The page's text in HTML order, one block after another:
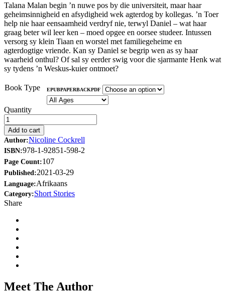
Talana Malan begin ’n nuwe pos by die universiteit, maar haar
geheimsinnigheid en afsydigheid wek agterdog by kollegas. ’n Toer
help nie haar eensaamheid verdryf nie, terwyl Daniel – wat haar
graag beter wil leer ken – moed opgee en oorsee studeer. Intussen
versorg sy klein Tiaan en worstel met familiegeheime en
agterdogtige vriende. Kan sy Daniel se begrip wen as sy haar
waarheid onthul? Of sal sy eerder swig voor die sjarmante Henk wat
sy tydens ’n Weskus-kuier ontmoet?
Book Type EPUBPAPERBACKPDF
Quantity
Add to cart
Author:Nicoline Cockrell
ISBN:978-1-92851-598-2
Page Count:107
Published:2021-03-29
Language:Afrikaans
Category:Short Stories
Share
Meet The Author